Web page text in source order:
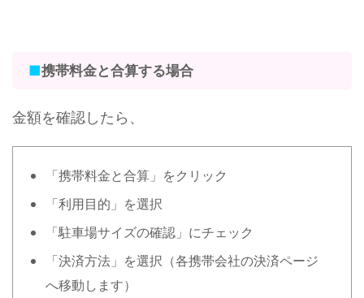
■携帯料金と合算する場合
金額を確認したら、
「携帯料金と合算」をクリック
「利用目的」を選択
「駐車場サイズの確認」にチェック
「決済方法」を選択（各携帯会社の決済ページ
へ移動します）